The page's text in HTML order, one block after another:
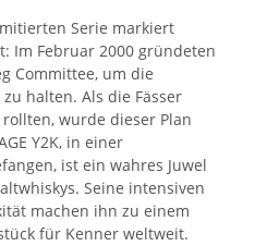
Serie markiert
Im Februar 2000 gründeten
Committee, um die
halten. Als die Fässer
wurde dieser Plan
Y2K, in einer
ist ein wahres Juwel
Seine intensiven
machen ihn zu einem
für Kenner weltweit.